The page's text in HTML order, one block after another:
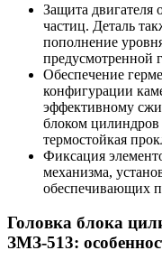
Защита двигателя
частиц. Деталь
пополнение
предусмотренной
Обеспечение
конфигурации
эффективному
блоком цилиндров
термостойкая
Фиксация
механизма,
обеспечивающих
Головка блока
ЗМЗ-513: